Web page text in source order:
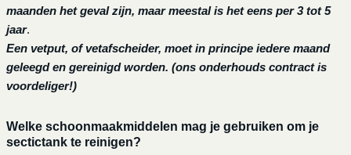
maanden het geval zijn, maar meestal is het eens per 3 tot 5
jaar.
Een vetput, of vetafscheider, moet in principe iedere maand
geleegd en gereinigd worden. (ons onderhouds contract is
voordeliger!)
Welke schoonmaakmiddelen mag je gebruiken om je
sectictank te reinigen?